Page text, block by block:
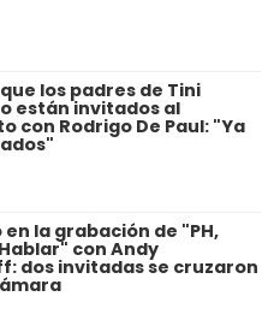
los padres de Tini
están invitados al
con Rodrigo De Paul: "Ya
en la grabación de "PH,
con Andy
dos invitadas se cruzaron